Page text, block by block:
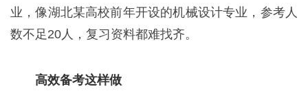
业，像湖北某高校前年开设的机械设计专业，参考人
数不足20人，复习资料都难找齐。
高效备考这样做